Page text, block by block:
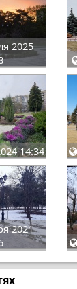
2025
14:34
2021